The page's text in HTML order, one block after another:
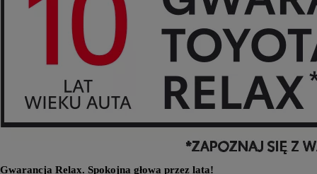
Gwarancja Relax. Spokojna głowa przez lata!